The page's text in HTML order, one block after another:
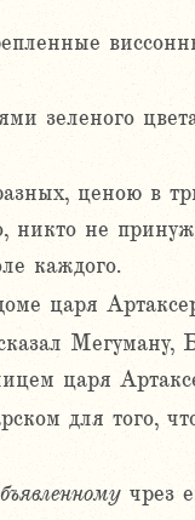
зеленого
ценою в
никто не
каждого.
царя
царя
для того,
чрез